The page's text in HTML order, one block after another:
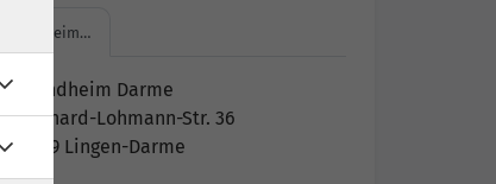
Jugendheim…
Jugendheim Darme
Bernhard-Lohmann-Str. 36
49809 Lingen-Darme